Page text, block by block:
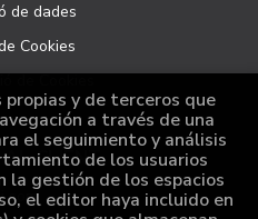
de dades
Cookies
CLIENT
som
y de terceros que
a través de una
el seguimiento y análisis
de los usuarios
la gestión de los espacios
el editor haya incluido en